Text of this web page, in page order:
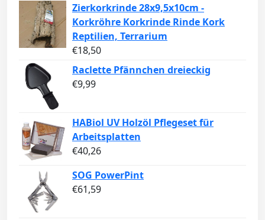
Zierkorkrinde 28x9,5x10cm -
Korkröhre Korkrinde Rinde Kork
Reptilien, Terrarium
€18,50
Raclette Pfännchen dreieckig
€9,99
HABiol UV Holzöl Pflegeset für
Arbeitsplatten
€40,26
SOG PowerPint
€61,59